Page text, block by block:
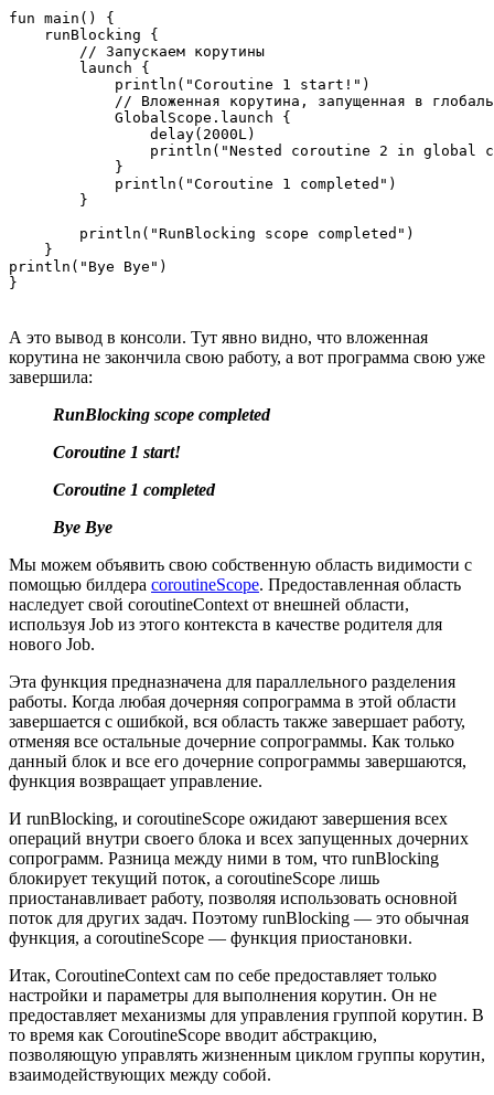
fun main() {
    runBlocking {
        // Запускаем корутины
        launch {
            println("Coroutine 1 start!")
// Вложенная корутина, запущенная в
            GlobalScope.launch {
                delay(2000L)
println("Nested coroutine 2 in global
            }
            println("Coroutine 1 completed")
        }
        println("RunBlocking scope completed")
    }
println("Bye Bye")
}
А это вывод в консоли. Тут явно видно, что вложенная
корутина не закончила свою работу, а вот программа свою уже
завершила:
RunBlocking scope completed
Coroutine 1 start!
Coroutine 1 completed
Bye Bye
Мы можем объявить свою собственную область видимости с
помощью билдера coroutineScope. Предоставленная область
наследует свой coroutineContext от внешней области,
используя Job из этого контекста в качестве родителя для
нового Job.
Эта функция предназначена для параллельного разделения
работы. Когда любая дочерняя сопрограмма в этой области
завершается с ошибкой, вся область также завершает работу,
отменяя все остальные дочерние сопрограммы. Как только
данный блок и все его дочерние сопрограммы завершаются,
функция возвращает управление.
И runBlocking, и coroutineScope ожидают завершения всех
операций внутри своего блока и всех запущенных дочерних
сопрограмм. Разница между ними в том, что runBlocking
блокирует текущий поток, а coroutineScope лишь
приостанавливает работу, позволяя использовать основной
поток для других задач. Поэтому runBlocking — это обычная
функция, а coroutineScope — функция приостановки.
Итак, CoroutineContext сам по себе предоставляет только
настройки и параметры для выполнения корутин. Он не
предоставляет механизмы для управления группой корутин. В
то время как CoroutineScope вводит абстракцию,
позволяющую управлять жизненным циклом группы корутин,
взаимодействующих между собой.